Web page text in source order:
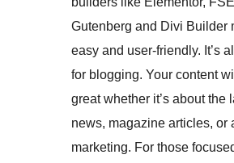
Gutenberg and Divi Builder
easy and user-friendly. It’s
for blogging. Your content
great whether it’s about the
news, magazine articles, or
marketing. For those